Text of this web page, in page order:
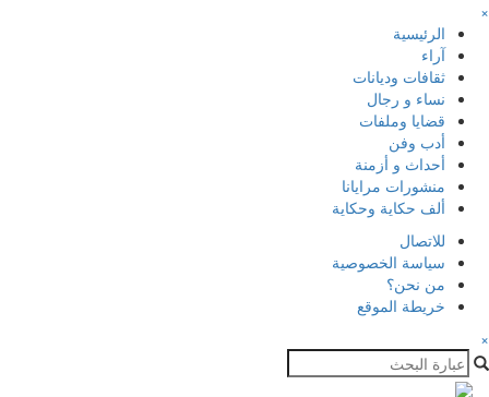
×
الرئيسية
آراء
ثقافات وديانات
نساء و رجال
قضايا وملفات
أدب وفن
أحداث و أزمنة
منشورات مرايانا
ألف حكاية وحكاية
للاتصال
سياسة الخصوصية
من نحن؟
خريطة الموقع
×